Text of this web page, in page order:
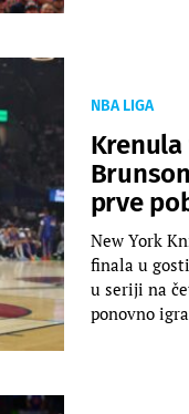
NBA LIGA
prve
New York
finala u
u seriji na
ponovno